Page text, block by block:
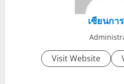
เซียนกา
Visit Website